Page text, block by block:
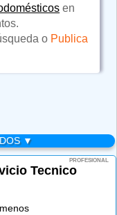
en
o Publica
▼
PROFESIONAL
Tecnico